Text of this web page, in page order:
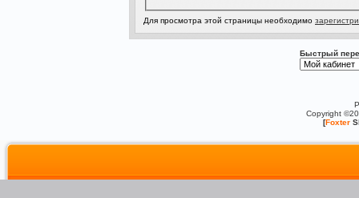
Для просмотра этой страницы необходимо
Быстрый
Copyright
[Foxter